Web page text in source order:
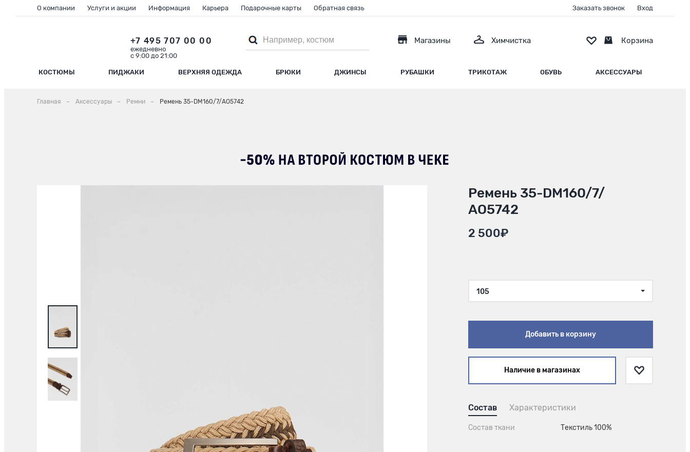
КОСТЮМЫ ПИДЖАКИ ВЕРХНЯЯ ОДЕЖДА БРЮКИ ДЖИНСЫ РУБАШКИ ТРИКОТАЖ ОБУВЬ АКСЕССУАРЫ
+7 495 707 00 00
ежедневно
с 9:00 до 21:00
Магазины Химчистка
О компании Услуги и акции Информация Карьера Подарочные карты Обратная связь Заказать звонок Вход
Корзина
Главная Аксессуары Ремни Ремень 35-DM160/7/АО5742
Ремень 35-DM160/7/
АО5742
2 500₽
105
Добавить в корзину
Наличие в магазинах
Состав Характеристики
Состав ткани Текстиль 100%